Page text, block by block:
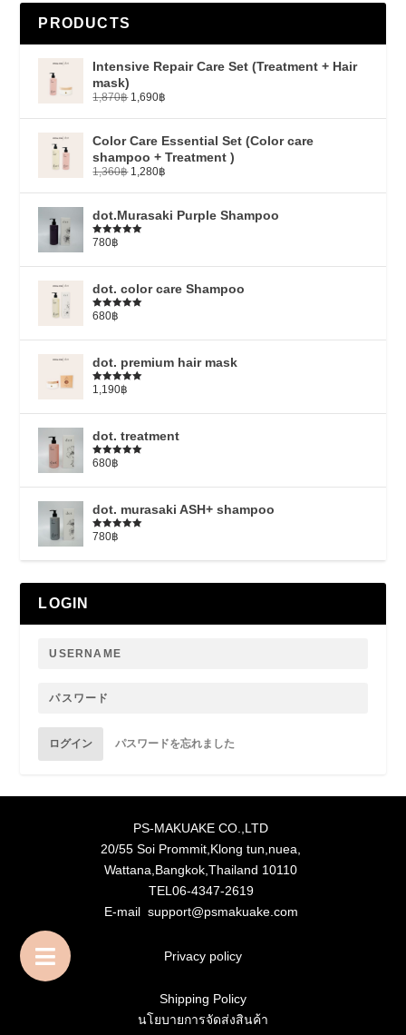
PRODUCTS
Intensive Repair Care Set (Treatment + Hair
mask)
1,870฿ 1,690฿
Color Care Essential Set (Color care
shampoo + Treatment )
1,360฿ 1,280฿
dot.Murasaki Purple Shampoo
5段階中
780฿
dot. color care Shampoo
5段階中
680฿
dot. premium hair mask
5段階中
1,190฿
dot. treatment
5段階中
680฿
dot. murasaki ASH+ shampoo
5段階中
780฿
LOGIN
ログイン パスワードを忘れました
PS-MAKUAKE CO.,LTD
20/55 Soi Prommit,Klong tun,nuea,
Wattana,Bangkok,Thailand 10110
TEL06-4347-2619
E-mail support@psmakuake.com
Privacy policy
Shipping Policy
นโยบายการจัดส่งสินค้า